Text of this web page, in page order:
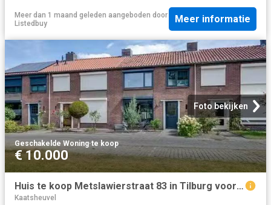
Meer dan 1 maand geleden aangeboden door
Listedbuy
Meer informatie
Foto bekijken
Geschakelde Woning·te koop
€ 10.000
Huis te koop Metslawierstraat 83 in Tilburg voor € 375.000
Kaatsheuvel